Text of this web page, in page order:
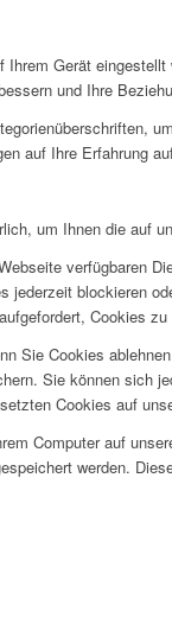
Ihrem Gerät
und Ihre
auf Ihre Erfahrung
um Ihnen die auf
verfügbaren
jederzeit blockieren
Cookies
Sie Cookies
Sie können sich
Cookies auf
Computer auf
werden.